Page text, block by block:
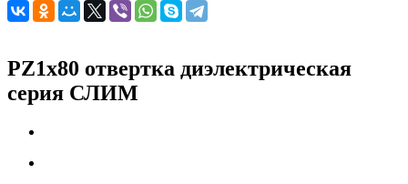
PZ1x80 отвертка диэлектрическая
серия СЛИМ